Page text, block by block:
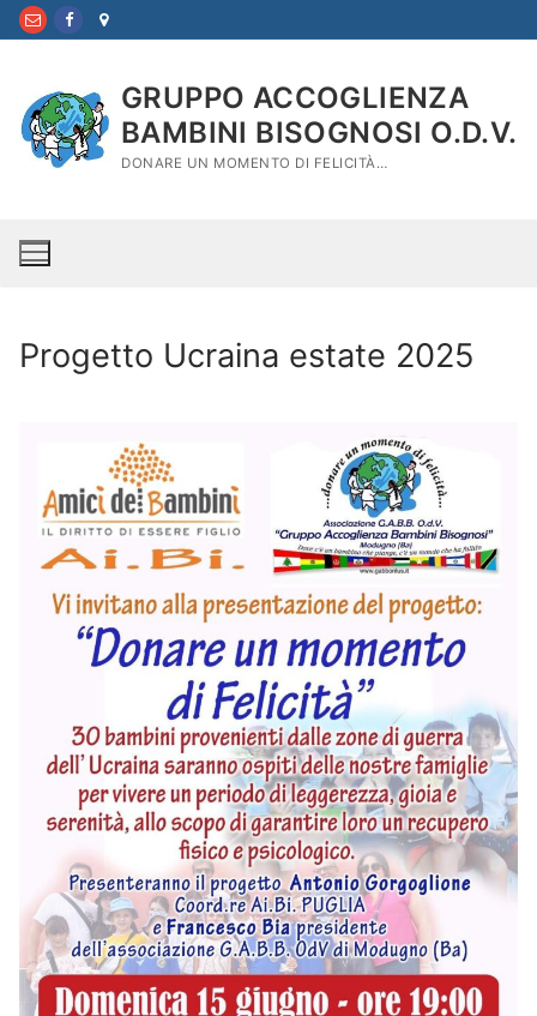
Vai
al
GRUPPO ACCOGLIENZA
BAMBINI BISOGNOSI O.D.V.
DONARE UN MOMENTO DI FELICITÀ…
Progetto Ucraina estate 2025